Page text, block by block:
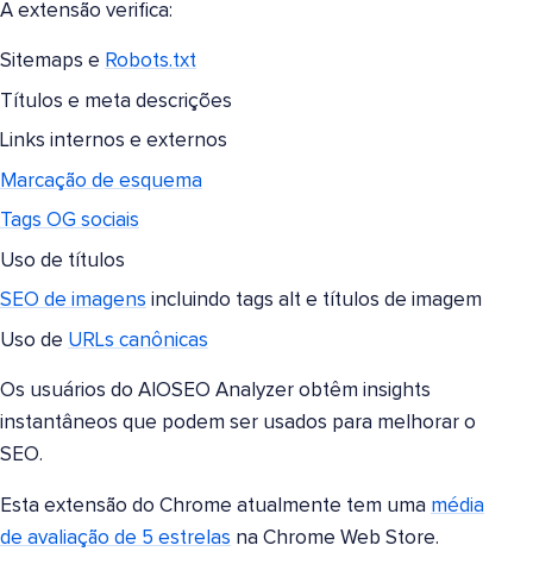
A extensão verifica:
Sitemaps e Robots.txt
Títulos e meta descrições
Links internos e externos
Marcação de esquema
Tags OG sociais
Uso de títulos
SEO de imagens incluindo tags alt e títulos de imagem
Uso de URLs canônicas
Os usuários do AIOSEO Analyzer obtêm insights
instantâneos que podem ser usados para melhorar o
SEO.
Esta extensão do Chrome atualmente tem uma média
de avaliação de 5 estrelas na Chrome Web Store.